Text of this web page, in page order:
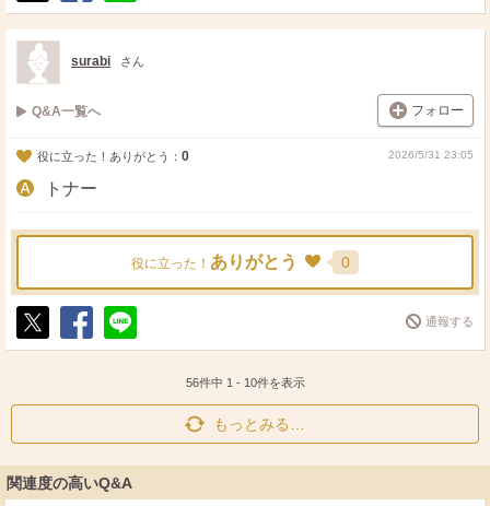
ポ
ス
ト
シ
ェ
送
る
surabi さん
Q&A一覧へ フォロー
役に立った！ありがとう： 0 2026/5/31 23:05
トナー
役に立った！ ありがとう 0
ポ
シ
送
通報する
56件中 1 - 10件を表示
もっとみる…
関連度の高いQ&A